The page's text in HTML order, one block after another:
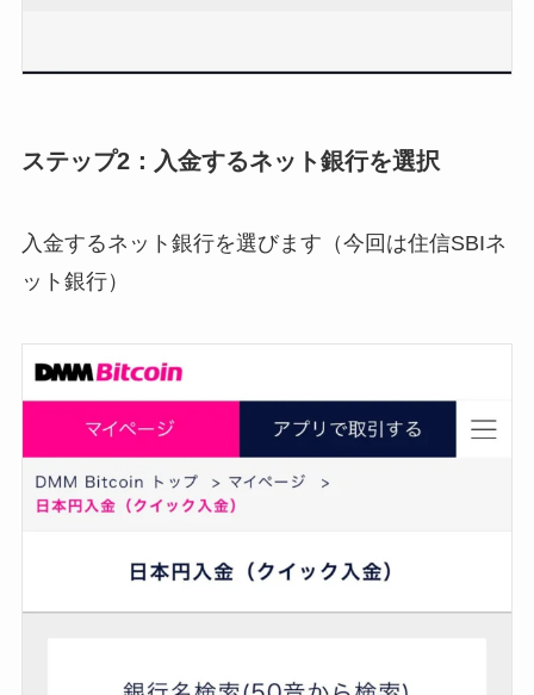
ステップ2：入金するネット銀行を選択
入金するネット銀行を選びます（今回は住信SBIネ
ット銀行）